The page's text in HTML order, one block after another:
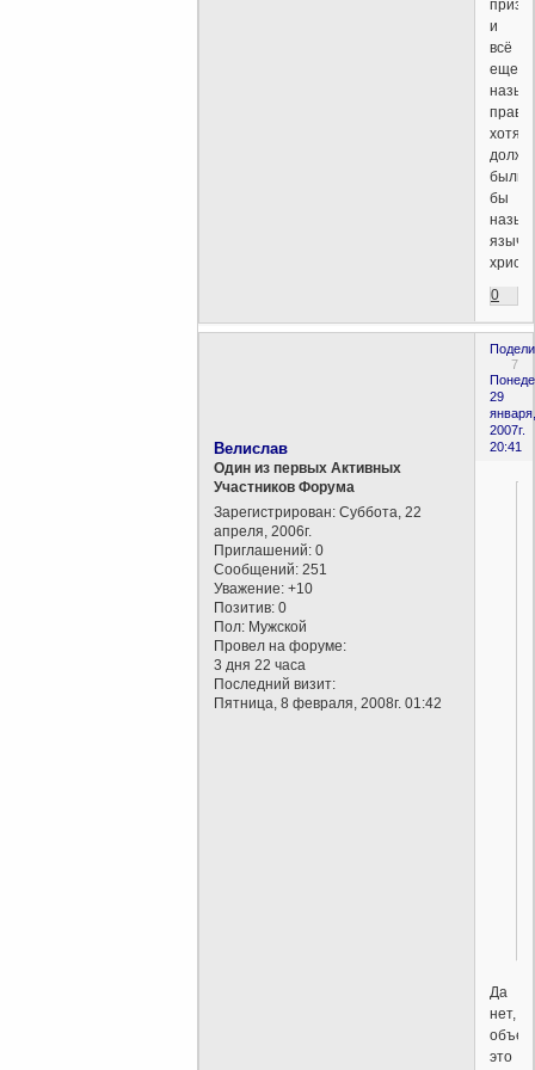
и
всё
еще
хотя
были
бы
0
7
29
января,
2007г.
20:41
Велислав
Один из первых Активных
Участников Форума
Зарегистрирован: Суббота, 22
апреля, 2006г.
Приглашений: 0
Сообщений: 251
Уважение: +10
Позитив: 0
Пол: Мужской
Провел на форуме:
3 дня 22 часа
Последний визит:
Пятница, 8 февраля, 2008г. 01:42
Да
нет,
это